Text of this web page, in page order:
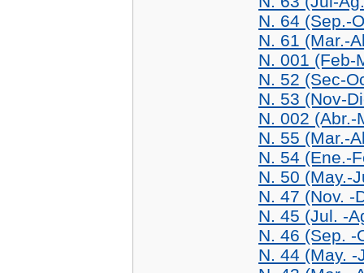
N. 64 (Sep.-
N. 61 (Mar.-
N. 001 (Feb-
N. 52 (Sec-
N. 53 (Nov-
N. 002 (Abr.-
N. 55 (Mar.-
N. 54 (Ene.-
N. 50 (May.-
N. 47 (Nov. -
N. 45 (Jul. -
N. 46 (Sep. -
N. 44 (May. -